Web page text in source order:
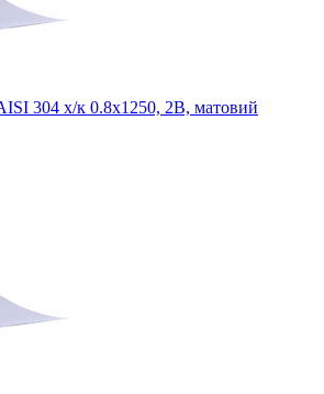
304 х/к 0.8х1250, 2B, матовий